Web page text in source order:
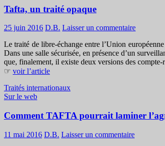
Tafta, un traité opaque
25 juin 2016 D.B. Laisser un commentaire
Le traité de libre-échange entre l’Union
Dans une salle sécurisée, en présence d’un
que, finalement, il existe deux versions des
☞ voir l’article
Traités internationaux
Sur le web
Comment TAFTA pourrait laminer
11 mai 2016 D.B. Laisser un commentaire